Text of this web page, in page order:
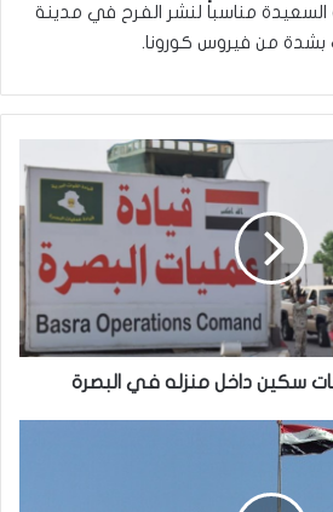
مناسباً لنشر الفرح في مدينة
بشدة من فيروس كورونا.
سكين داخل منزله في البصرة